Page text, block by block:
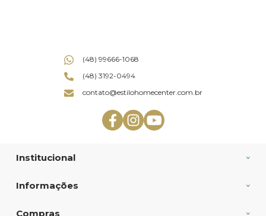
Institucional
Informações
Compras
(48) 99666-1068
(48) 3192-0494
contato@estilohomecenter.com.br